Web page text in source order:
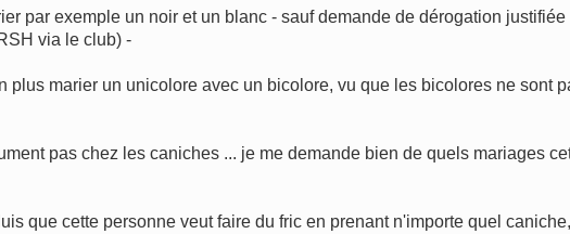
par exemple un noir et un blanc - sauf demande de dérogation
via le club) -
plus marier un unicolore avec un bicolore, vu que les bicolores ne sont
pas chez les caniches ... je me demande bien de quels mariages
que cette personne veut faire du fric en prenant n'importe quel